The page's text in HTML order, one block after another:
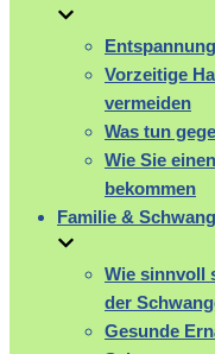
Vorzeitige
vermeiden
Was tun
Wie Sie
bekommen
Familie &
Wie sinnvoll
der
Gesunde